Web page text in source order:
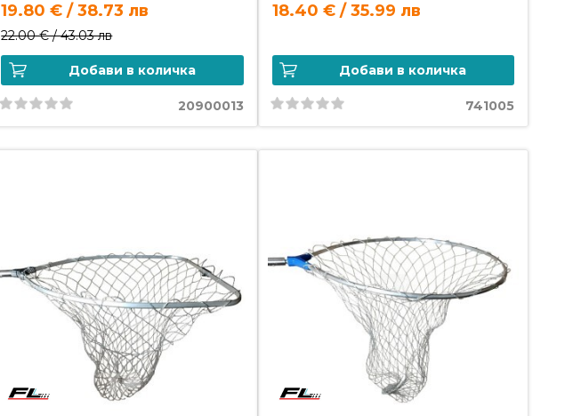
19.80 € / 38.73 лв
22.00 € /43.03 лв
Добави в количка
20900013
18.40 € / 35.99 лв
Добави в количка
741005